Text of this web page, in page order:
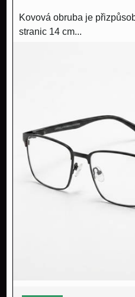
Kovová obruba je
stranic 14 cm...